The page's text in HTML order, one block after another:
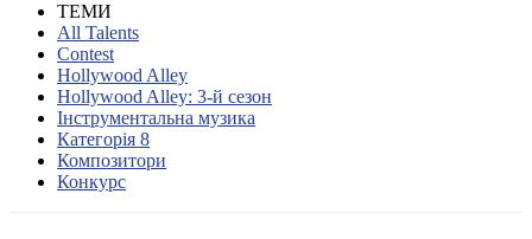
ТЕМИ
All Talents
Contest
Hollywood Alley
Hollywood Alley: 3-й сезон
Інструментальна музика
Категорія 8
Композитори
Конкурс